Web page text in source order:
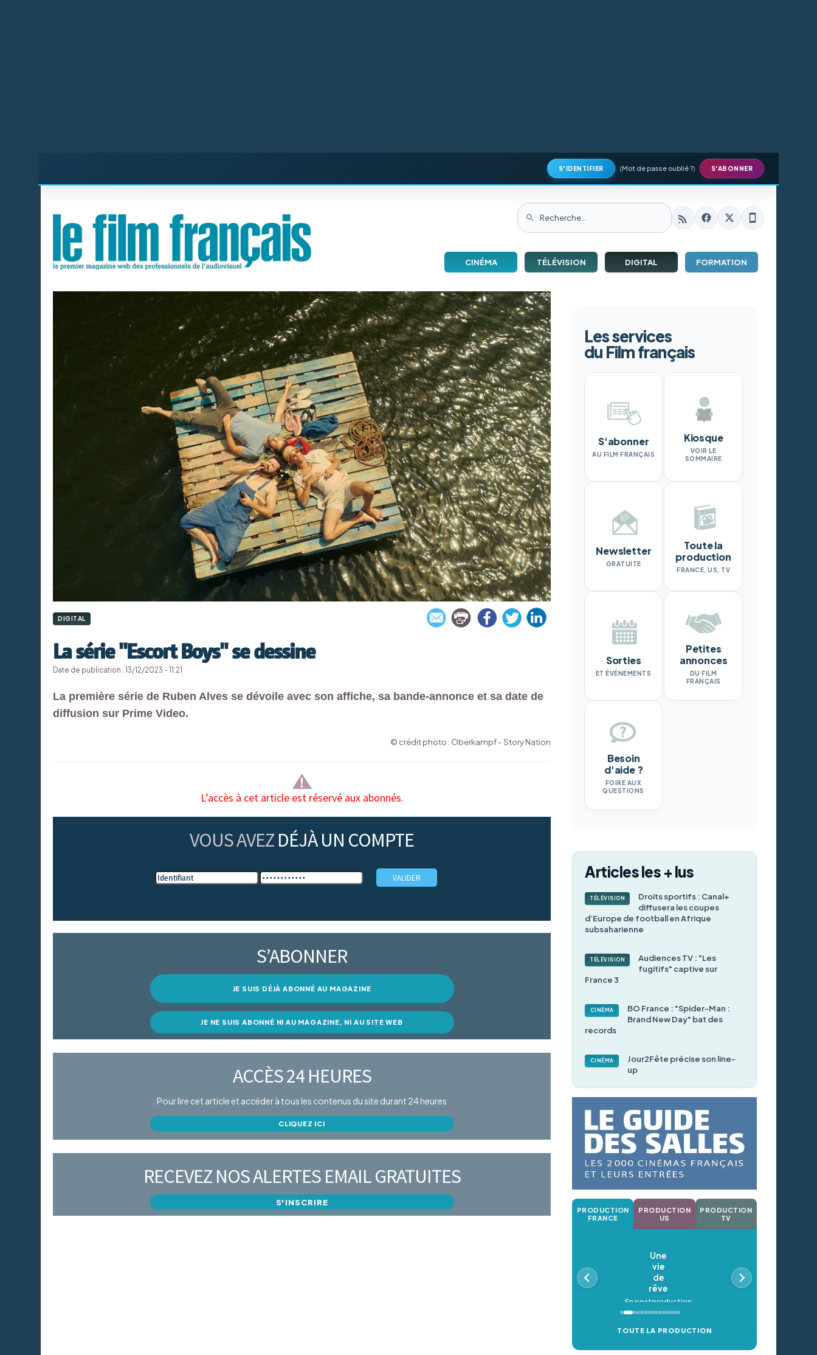
S'IDENTIFIER (Mot de passe oublié ?) S'ABONNER
CINÉMA TÉLÉVISION DIGITAL FORMATION
DIGITAL
La série "Escort Boys" se dessine
Date de publication : 13/12/2023 - 11:21
La première série de Ruben Alves se dévoile avec son affiche, sa bande-annonce et sa date de
diffusion sur Prime Video.
© crédit photo : Oberkampf - Story Nation
L’accès à cet article est réservé aux abonnés.
VOUS AVEZ DÉJÀ UN COMPTE
S’ABONNER
JE SUIS DÉJÀ ABONNÉ AU MAGAZINE
JE NE SUIS ABONNÉ NI AU MAGAZINE, NI AU SITE WEB
ACCÈS 24 HEURES
Pour lire cet article et accéder à tous les contenus du site durant 24 heures
CLIQUEZ ICI
RECEVEZ NOS ALERTES EMAIL GRATUITES
S'INSCRIRE
Les services
du Film français
S'abonner
AU FILM FRANÇAIS
Kiosque
VOIR LE
SOMMAIRE
Newsletter
GRATUITE
Toute la
production
FRANCE, US, TV
Sorties
ET ÉVÉNEMENTS
Petites
annonces
DU FILM
FRANÇAIS
Besoin
d'aide ?
FOIRE AUX
QUESTIONS
Articles les + lus
TÉLÉVISION
Droits sportifs : Canal+
diffusera les coupes
d’Europe de football en Afrique
subsaharienne
TÉLÉVISION
Audiences TV : "Les
fugitifs" captive sur
France 3
CINÉMA
BO France : "Spider-Man :
Brand New Day" bat des
records
CINÉMA
Jour2Fête précise son line-
up
PRODUCTION
FRANCE
PRODUCTION
US
PRODUCTION
TV
Une
vie
de
rêve
En postproduction
TOUTE LA PRODUCTION